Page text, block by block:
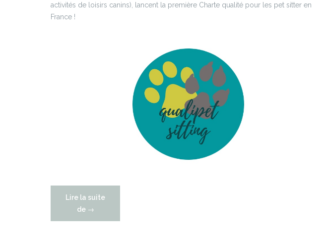
activités de loisirs canins), lancent la première Charte qualité pour les pet sitter en
France !
Lire la suite
de « Une
charte
→